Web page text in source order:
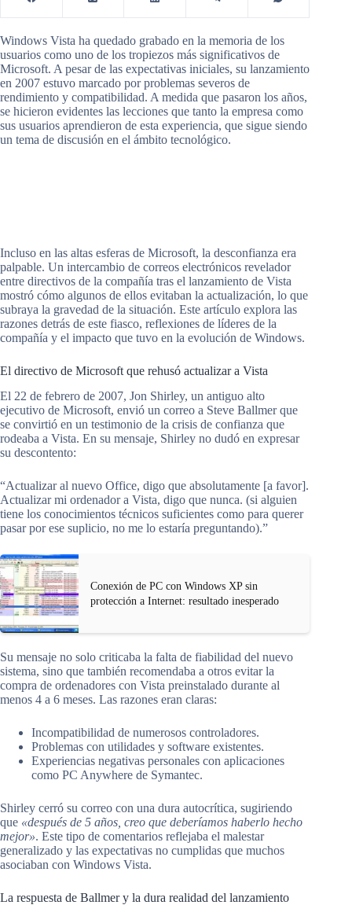
Windows Vista ha quedado grabado en la memoria de los
usuarios como uno de los tropiezos más significativos de
Microsoft. A pesar de las expectativas iniciales, su lanzamiento
en 2007 estuvo marcado por problemas severos de
rendimiento y compatibilidad. A medida que pasaron los años,
se hicieron evidentes las lecciones que tanto la empresa como
sus usuarios aprendieron de esta experiencia, que sigue siendo
un tema de discusión en el ámbito tecnológico.
Incluso en las altas esferas de Microsoft, la desconfianza era
palpable. Un intercambio de correos electrónicos revelador
entre directivos de la compañía tras el lanzamiento de Vista
mostró cómo algunos de ellos evitaban la actualización, lo que
subraya la gravedad de la situación. Este artículo explora las
razones detrás de este fiasco, reflexiones de líderes de la
compañía y el impacto que tuvo en la evolución de Windows.
El directivo de Microsoft que rehusó actualizar a Vista
El 22 de febrero de 2007, Jon Shirley, un antiguo alto
ejecutivo de Microsoft, envió un correo a Steve Ballmer que
se convirtió en un testimonio de la crisis de confianza que
rodeaba a Vista. En su mensaje, Shirley no dudó en expresar
su descontento:
“Actualizar al nuevo Office, digo que absolutamente [a favor].
Actualizar mi ordenador a Vista, digo que nunca. (si alguien
tiene los conocimientos técnicos suficientes como para querer
pasar por ese suplicio, no me lo estaría preguntando).”
Conexión de PC con Windows XP sin
protección a Internet: resultado inesperado
Su mensaje no solo criticaba la falta de fiabilidad del nuevo
sistema, sino que también recomendaba a otros evitar la
compra de ordenadores con Vista preinstalado durante al
menos 4 a 6 meses. Las razones eran claras:
Incompatibilidad de numerosos controladores.
Problemas con utilidades y software existentes.
Experiencias negativas personales con aplicaciones
como PC Anywhere de Symantec.
Shirley cerró su correo con una dura autocrítica, sugiriendo
que «después de 5 años, creo que deberíamos haberlo hecho
mejor». Este tipo de comentarios reflejaba el malestar
generalizado y las expectativas no cumplidas que muchos
asociaban con Windows Vista.
La respuesta de Ballmer y la dura realidad del lanzamiento